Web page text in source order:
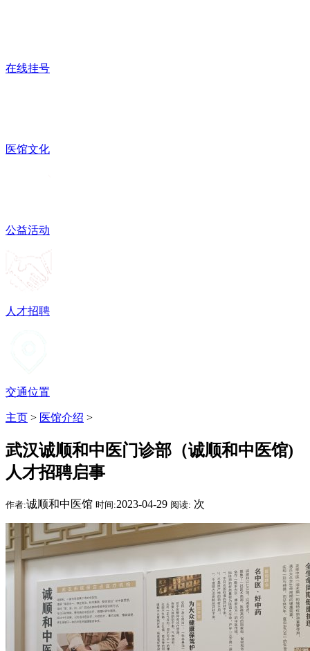
在线挂号
医馆文化
公益活动
人才招聘
交通位置
主页 > 医馆介绍 >
武汉诚顺和中医门诊部（诚顺和中医馆)
人才招聘启事
作者:诚顺和中医馆 时间:2023-04-29 阅读: 次